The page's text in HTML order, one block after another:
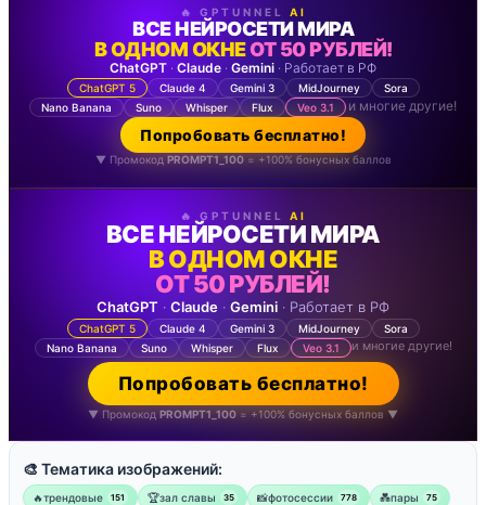
🔥 GPTUNNEL AI
ВСЕ НЕЙРОСЕТИ МИРА
В ОДНОМ ОКНЕОТ 50 РУБЛЕЙ!
ChatGPT · Claude · Gemini · Работает в РФ
ChatGPT 5 Claude 4 Gemini 3 MidJourney
Sora
Nano Banana
Suno Whisper Flux Veo 3.1 и многие другие!
Попробовать бесплатно!
▼ Промокод PROMPT1_100= +100% бонусных баллов
🔥 GPTUNNEL AI
ВСЕ НЕЙРОСЕТИ МИРА
В ОДНОМ ОКНЕ
ОТ 50 РУБЛЕЙ!
ChatGPT · Claude · Gemini · Работает в РФ
ChatGPT 5 Claude 4 Gemini 3 MidJourney
Sora
Nano Banana
Suno Whisper Flux Veo 3.1 и многие другие!
Попробовать бесплатно!
▼ Промокод PROMPT1_100 = +100% бонусных баллов ▼
🎨 Тематика изображений:
🔥трендовые 151 🏆зал славы 35 📸фотосессии 778 💑пары 75